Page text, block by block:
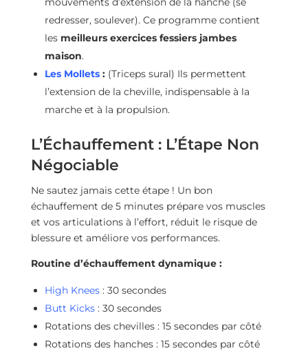
redresser, soulever). Ce programme contient
les meilleurs exercices fessiers jambes
maison.
Les Mollets:(Triceps sural) Ils permettent
l’extension de la cheville, indispensable à la
marche et à la propulsion.
L’Échauffement : L’Étape Non
Négociable
Ne sautez jamais cette étape ! Un bon
échauffement de 5 minutes prépare vos muscles
et vos articulations à l’effort, réduit le risque de
blessure et améliore vos performances.
Routine d’échauffement dynamique :
High Knees: 30 secondes
Butt Kicks: 30 secondes
Rotations des chevilles : 15 secondes par côté
Rotations des hanches : 15 secondes par côté